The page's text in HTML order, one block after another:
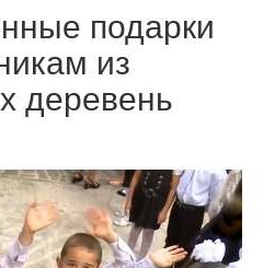
подарки
из
деревень